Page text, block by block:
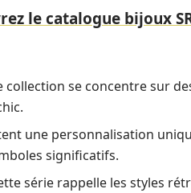
le catalogue bijoux
collection se concentre sur
une personnalisation
significatifs.
série rappelle les styles